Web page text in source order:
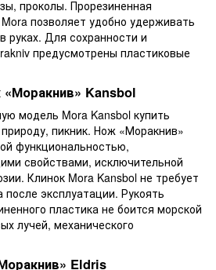
проколы. Прорезиненная
позволяет удобно удерживать
руках. Для сохранности и
предусмотрены пластиковые
«Моракнив» Kansbol
модель Mora Kansbol купить
пикник. Нож «Моракнив»
функциональностью,
свойствами, исключительной
Клинок Mora Kansbol не требует
после эксплуатации. Рукоять
пластика не боится морской
лучей, механического
Eldris